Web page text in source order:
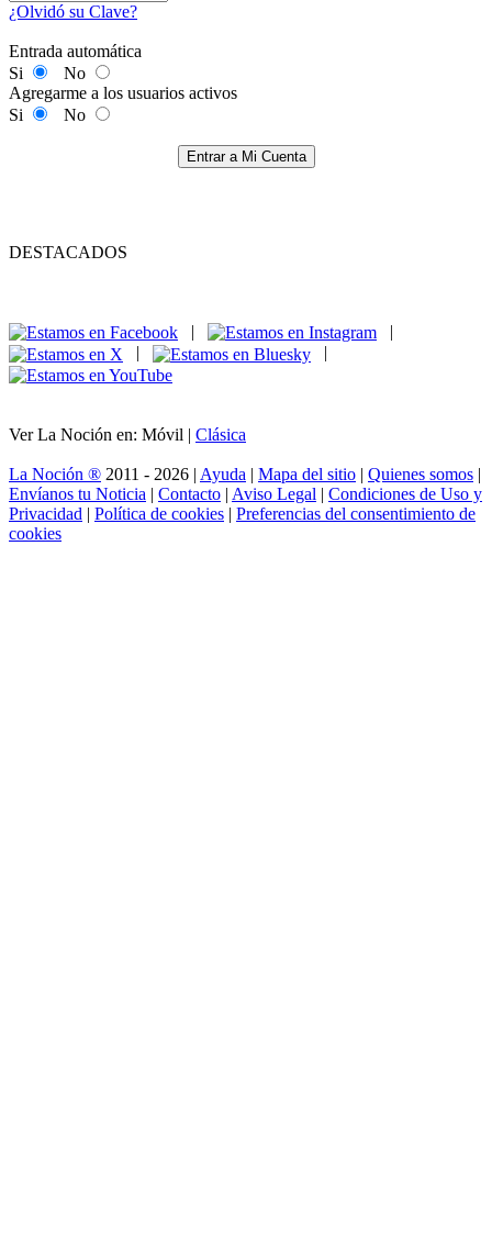
¿Olvidó su Clave?
Entrada automática
Si
No
Agregarme a los usuarios activos
Si
No
Entrar a Mi Cuenta
DESTACADOS
|
|
|
|
Ver La Noción en: Móvil | Clásica
La Noción ® 2011 - 2026 | Ayuda | Mapa del sitio | Quienes somos |
Envíanos tu Noticia | Contacto | Aviso Legal | Condiciones de Uso y
Privacidad | Política de cookies | Preferencias del consentimiento de
cookies